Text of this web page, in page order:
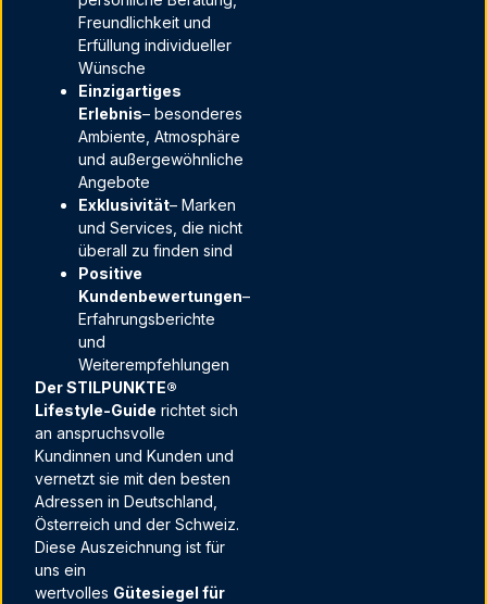
Freundlichkeit und
Erfüllung individueller
Wünsche
Einzigartiges
Erlebnis– besonderes
Ambiente, Atmosphäre
und außergewöhnliche
Angebote
Exklusivität– Marken
und Services, die nicht
überall zu finden sind
Positive
Kundenbewertungen–
Erfahrungsberichte
und
Weiterempfehlungen
Der STILPUNKTE®
Lifestyle-Guide richtet sich
an anspruchsvolle
Kundinnen und Kunden und
vernetzt sie mit den besten
Adressen in Deutschland,
Österreich und der Schweiz.
Diese Auszeichnung ist für
uns ein
wertvolles Gütesiegel für